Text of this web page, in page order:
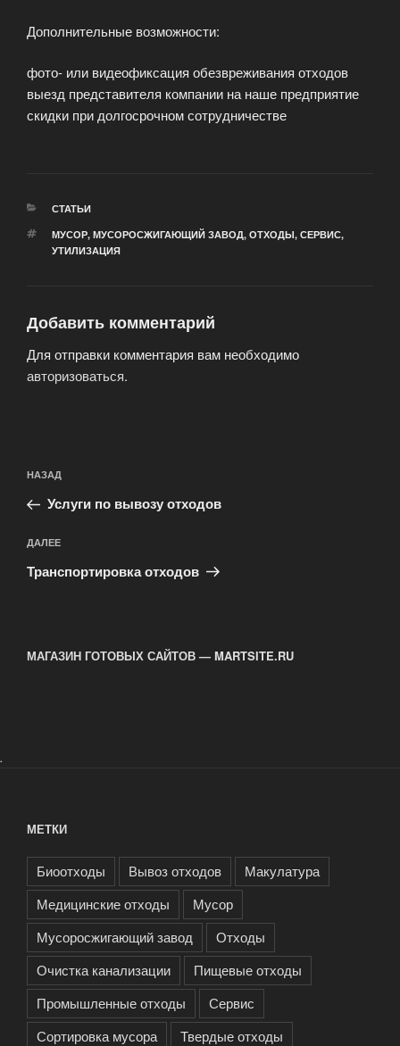
Дополнительные возможности:
фото- или видеофиксация обезвреживания отходов
выезд представителя компании на наше предприятие
скидки при долгосрочном сотрудничестве
РУБРИКИ
СТАТЬИ
МЕТКИ
МУСОР, МУСОРОСЖИГАЮЩИЙ ЗАВОД, ОТХОДЫ, СЕРВИС,
УТИЛИЗАЦИЯ
Добавить комментарий
Для отправки комментария вам необходимо
авторизоваться.
по
записям
Предыдущая
запись:
НАЗАД
Услуги по вывозу отходов
Следующая
запись
ДАЛЕЕ
Транспортировка отходов
МАГАЗИН ГОТОВЫХ САЙТОВ — MARTSITE.RU
.
МЕТКИ
Биоотходы Вывоз отходов
Макулатура
Медицинские отходы
Мусор
Мусоросжигающий завод
Отходы
Очистка канализации
Пищевые отходы
Промышленные отходы
Сервис
Сортировка мусора
Твердые отходы